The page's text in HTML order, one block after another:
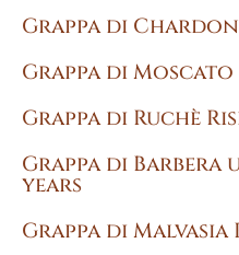
Grappa di
Grappa di Moscato
Grappa di Ruchè
Grappa di Barbera
years
Grappa di Malvasia